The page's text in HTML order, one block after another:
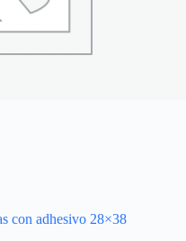
con adhesivo 28×38